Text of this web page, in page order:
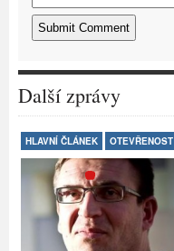
Další zprávy
HLAVNÍ ČLÁNEK OTEVŘENOST